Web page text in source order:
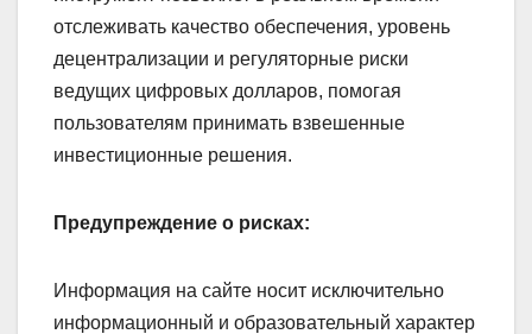
отслеживать качество обеспечения, уровень
децентрализации и регуляторные риски
ведущих цифровых долларов, помогая
пользователям принимать взвешенные
инвестиционные решения.
Предупреждение о рисках:
Информация на сайте носит исключительно
информационный и образовательный характер